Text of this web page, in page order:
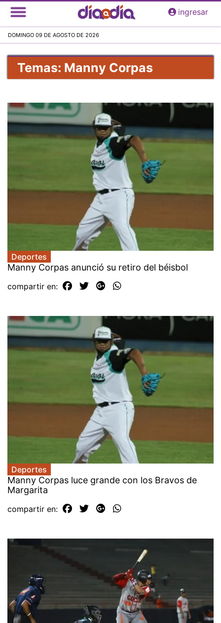
Pasar
al
principal
ingresar
DOMINGO 09 DE AGOSTO DE 2026
Temas: Manny Corpas
Deportes
Manny Corpas anunció su retiro del béisbol
compartir en:
Deportes
Manny Corpas luce grande con los Bravos de
Margarita
compartir en: